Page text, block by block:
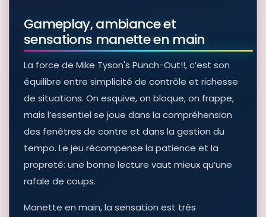
Gameplay, ambiance et
sensations manette en main
La force de Mike Tyson's Punch-Out!!, c’est son
équilibre entre simplicité de contrôle et richesse
de situations. On esquive, on bloque, on frappe,
mais l’essentiel se joue dans la compréhension
des fenêtres de contre et dans la gestion du
tempo. Le jeu récompense la patience et la
propreté: une bonne lecture vaut mieux qu’une
rafale de coups.
Manette en main, la sensation est très